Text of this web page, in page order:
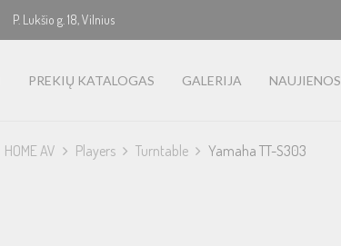
P. Lukšio g. 18, Vilnius
PREKIŲ KATALOGAS GALERIJA NAUJIENOS
HOME AV Players Turntable Yamaha TT-S303